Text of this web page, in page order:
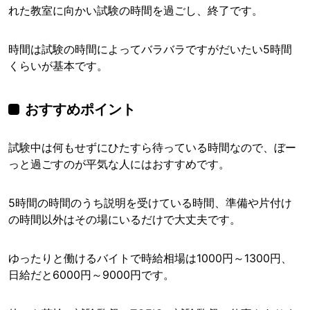
れた教室に向かい試験の時間を過ごし、終了です。
時間は試験の時間によってバラバラですがだいたい5時間
くらいが基本です。
おすすめポイント
試験中は何もせずにひたすら待っている時間なので、ぼー
っと過ごすのが平気な人にはおすすめです。
5時間の時間のうち説明を受けている時間、準備や片付け
の時間以外はその場にいるだけで大丈夫です。
ゆったりと働けるバイトで時給相場は1000円～1300円、
日給だと6000円～9000円です。